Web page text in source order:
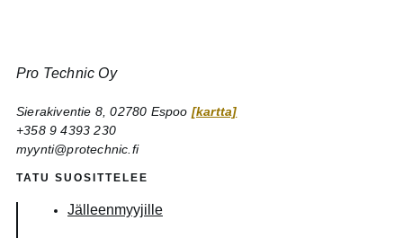
Pro Technic Oy
Sierakiventie 8, 02780 Espoo [kartta]
+358 9 4393 230
myynti@protechnic.fi
TATU SUOSITTELEE
Jälleenmyyjille